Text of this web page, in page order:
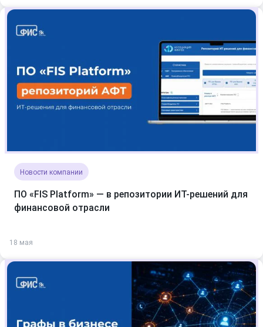
Новости компании
ПО «FIS Platform» — в репозитории ИТ-решений для
финансовой отрасли
18 мая